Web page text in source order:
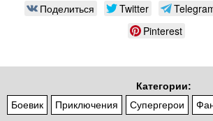
Поделиться Twitter
Pinterest
Категории:
Боевик
Приключения Супергерои